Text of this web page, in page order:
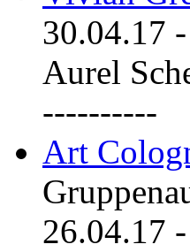
30.04.17 -
Aurel
----------
Art
26.04.17 -